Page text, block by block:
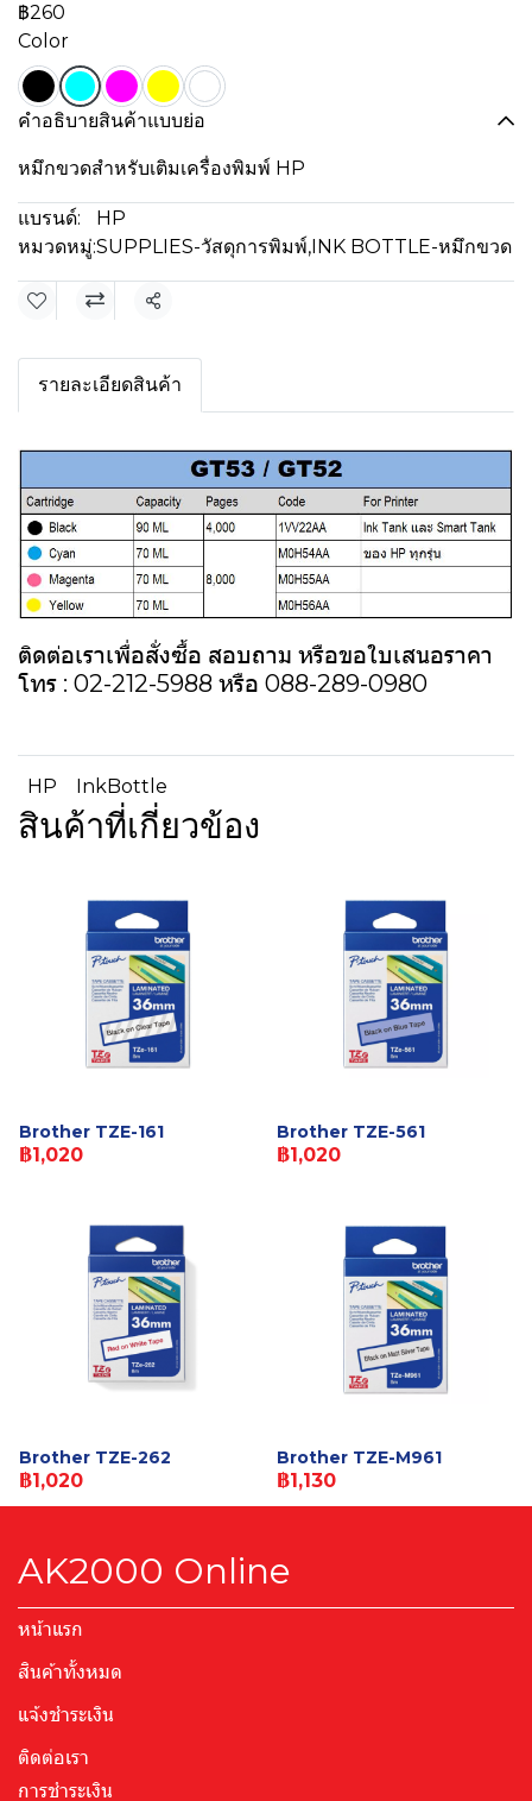
฿260
Color
คำอธิบายสินค้าแบบย่อ
หมึกขวดสำหรับเติมเครื่องพิมพ์ HP
แบรนด์:
HP
หมวดหมู่:SUPPLIES-วัสดุการพิมพ์,INK BOTTLE-หมึกขวด
แชร์
รายละเอียดสินค้า
ติดต่อเราเพื่อสั่งซื้อ สอบถาม หรือขอใบเสนอราคา
โทร : 02-212-5988 หรือ 088-289-0980
HP InkBottle
สินค้าที่เกี่ยวข้อง
Brother TZE-161
฿1,020
Brother TZE-561
฿1,020
Brother TZE-262
฿1,020
Brother TZE-M961
฿1,130
AK2000 Online
หน้าแรก
สินค้าทั้งหมด
แจ้งชำระเงิน
ติดต่อเรา
การชำระเงิน